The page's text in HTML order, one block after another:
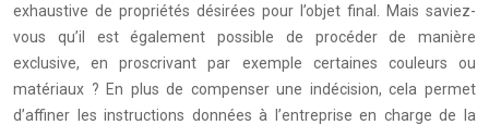
exhaustive de propriétés désirées pour l’objet final. Mais saviez-
vous qu’il est également possible de procéder de manière
exclusive, en proscrivant par exemple certaines couleurs ou
matériaux ? En plus de compenser une indécision, cela permet
d’affiner les instructions données à l’entreprise en charge de la